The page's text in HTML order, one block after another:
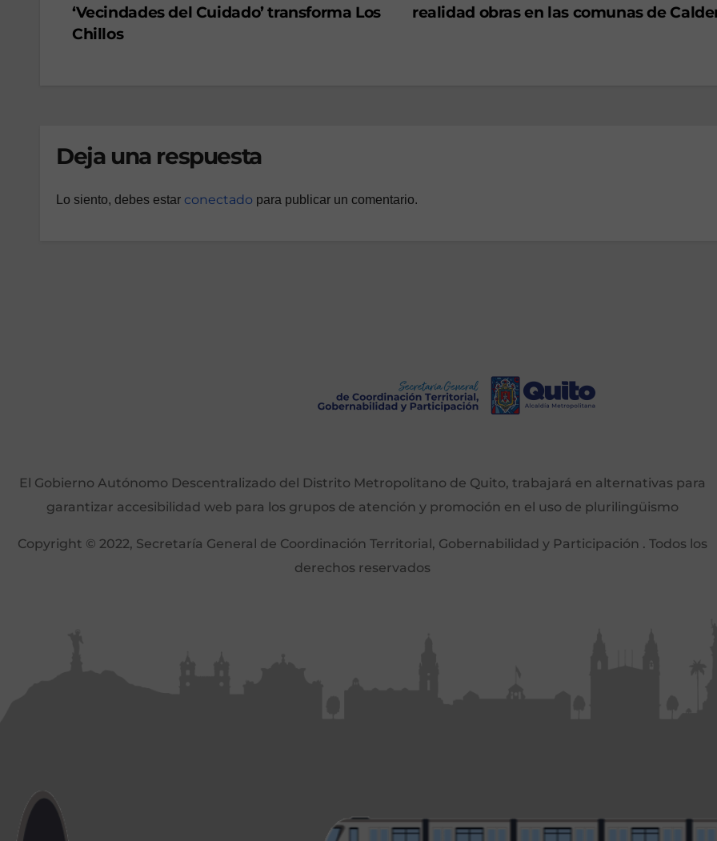
realidad obras en las comunas de
‘Vecindades del Cuidado’ transforma Los
Chillos
Deja una respuesta
Lo siento, debes estar conectado para publicar un comentario.
El Gobierno Autónomo Descentralizado del Distrito Metropolitano de Quito, trabajará en alternativas para
garantizar accesibilidad web para los grupos de atención y promoción en el uso de plurilingüismo
Copyright © 2022, Secretaría General de Coordinación Territorial, Gobernabilidad y Participación . Todos los
derechos reservados